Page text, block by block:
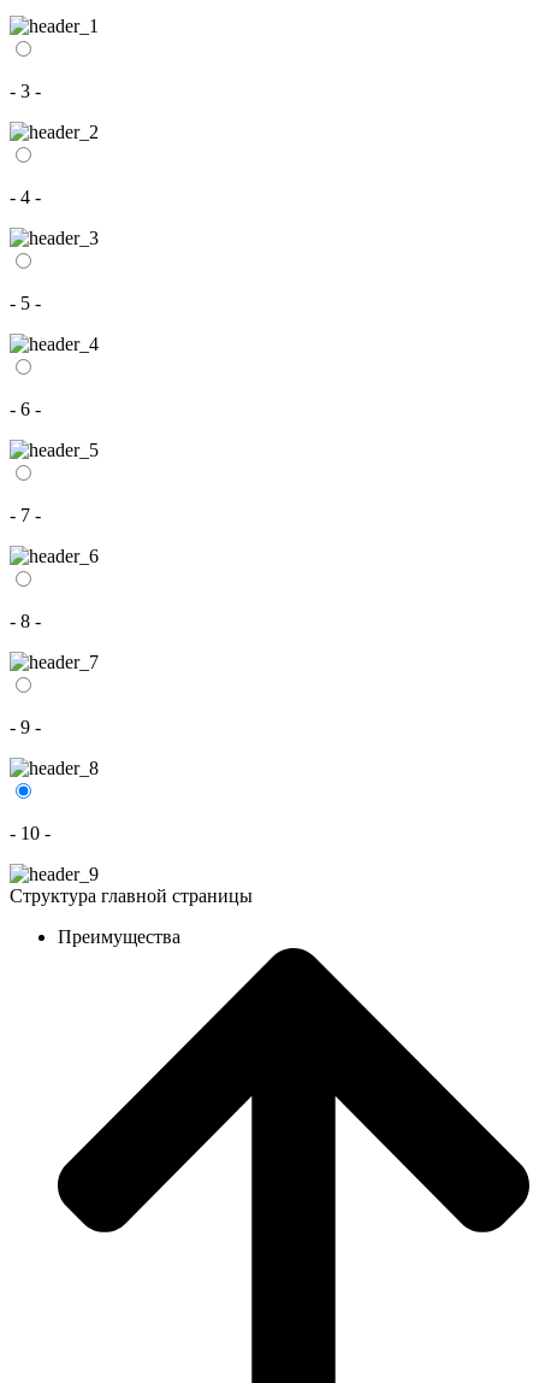
- 3 -
- 4 -
- 5 -
- 6 -
- 7 -
- 8 -
- 9 -
- 10 -
Структура главной страницы
Преимущества